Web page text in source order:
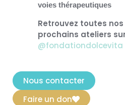
voies thérapeutiques
Retrouvez toutes
prochains ateliers
@fondationdolcevita
Nous contacter
Faire un don